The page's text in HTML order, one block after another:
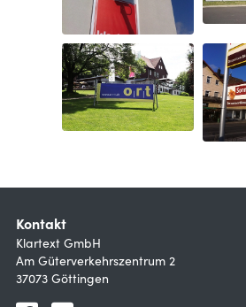
Kontakt
Klartext GmbH
Am Güterverkehrszentrum 2
37073 Göttingen